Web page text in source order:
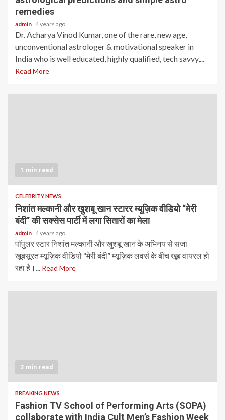
remedies
admin 4 years ago
Dr. Acharya Vinod Kumar, one of the rare, new age,
unconventional astrologer & motivational speaker in
India who is well educated, highly qualified, tech savvy,...
Read More
1 min read
CELEBRITY NEWS
निशांत मल्कानी और खुशबू खान स्टारर म्यूज़िक वीडियो “मेरी
बंदी” की सक्सेस पार्टी में लगा सितारों का मेला
admin 4 years ago
पॉपुलर स्टार निशांत मल्कानी और खुशबू खान के अभिनय से सजा
खूबसूरत म्यूज़िक वीडियो “मेरी बंदी” म्यूज़िक लवर्स के बीच खूब वायरल हो
रहा है।... Read More
2 min read
BREAKING NEWS
Fashion TV School of Performing Arts (SOPA)
collaborate with India Cult Men’s Fashion Week